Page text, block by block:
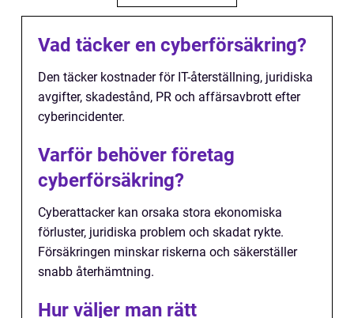
Vad täcker en cyberförsäkring?
Den täcker kostnader för IT-återställning, juridiska
avgifter, skadestånd, PR och affärsavbrott efter
cyberincidenter.
Varför behöver företag
cyberförsäkring?
Cyberattacker kan orsaka stora ekonomiska
förluster, juridiska problem och skadat rykte.
Försäkringen minskar riskerna och säkerställer
snabb återhämtning.
Hur väljer man rätt